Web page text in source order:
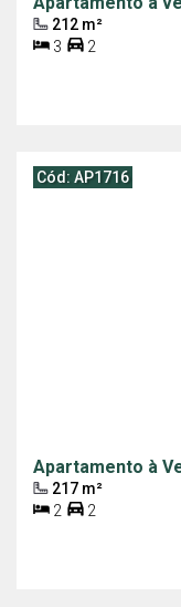
212 m²
3
2
Cód: AP1716
Apartamento à
217 m²
2
2